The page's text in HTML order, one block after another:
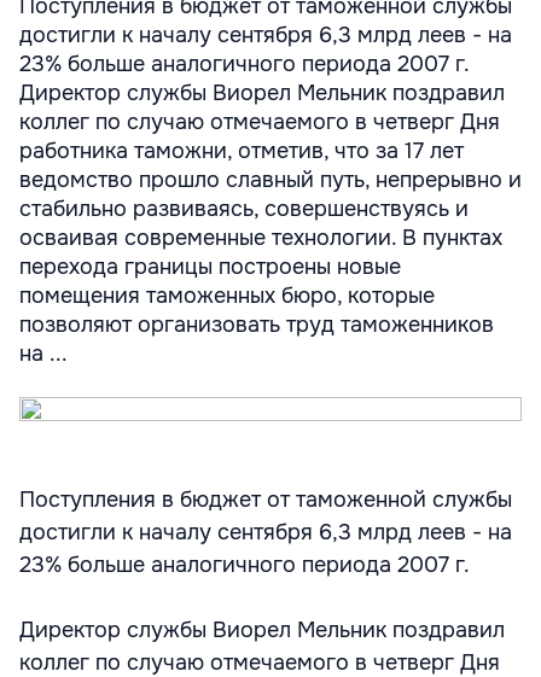
Поступления в бюджет от таможенной службы
достигли к началу сентября 6,3 млрд леев - на
23% больше аналогичного периода 2007 г.
Директор службы Виорел Мельник поздравил
коллег по случаю отмечаемого в четверг Дня
работника таможни, отметив, что за 17 лет
ведомство прошло славный путь, непрерывно и
стабильно развиваясь, совершенствуясь и
осваивая современные технологии. В пунктах
перехода границы построены новые
помещения таможенных бюро, которые
позволяют организовать труд таможенников
на ...
Поступления в бюджет от таможенной службы
достигли к началу сентября 6,3 млрд леев - на
23% больше аналогичного периода 2007 г.
Директор службы Виорел Мельник поздравил
коллег по случаю отмечаемого в четверг Дня